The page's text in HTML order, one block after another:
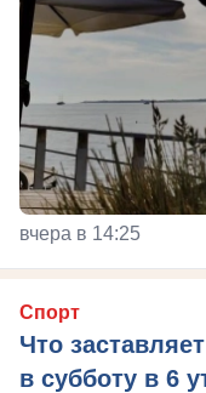
вчера в 14:25
Спорт
Что
в субботу в 6